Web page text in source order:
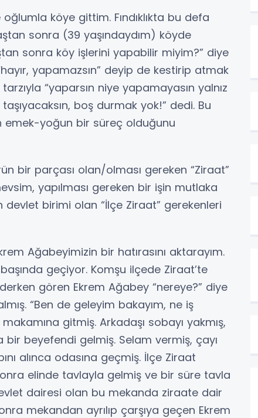
köye gittim. Fındıklıkta bu defa
sonra (39 yaşındaydım) köyde
sonra köy işlerini yapabilir miyim?” diye
yapamazsın” deyip de kestirip atmak
“yaparsın niye yapamayasın yalnız
boş durmak yok!” dedi. Bu
emek-yoğun bir süreç olduğunu
bir parçası olan/olması gereken “Ziraat”
yapılması gereken bir işin mutlaka
birimi olan “İlçe Ziraat” gerekenleri
Ağabeyimizin bir hatırasını aktarayım.
geçiyor. Komşu ilçede Ziraat’te
gören Ekrem Ağabey “nereye?” diye
“Ben de geleyim bakayım, ne iş
gitmiş. Arkadaşı sobayı yakmış,
beyefendi gelmiş. Selam vermiş, çayı
alınca odasına geçmiş. İlçe Ziraat
elinde tavlayla gelmiş ve bir süre tavla
dairesi olan bu mekanda ziraate dair
mekandan ayrılıp çarşıya geçen Ekrem